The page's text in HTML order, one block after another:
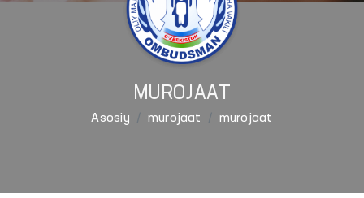
MUROJAAT
Asosiy murojaat murojaat